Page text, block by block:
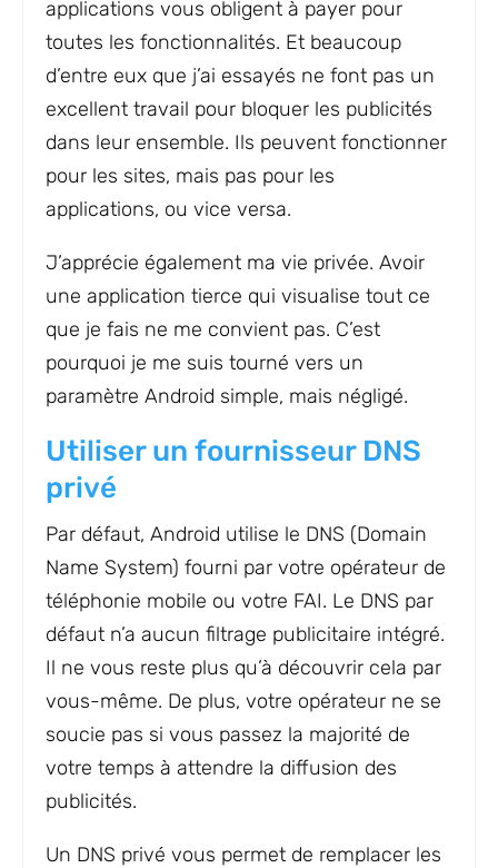
applications vous obligent à payer pour
toutes les fonctionnalités. Et beaucoup
d’entre eux que j’ai essayés ne font pas un
excellent travail pour bloquer les publicités
dans leur ensemble. Ils peuvent fonctionner
pour les sites, mais pas pour les
applications, ou vice versa.
J’apprécie également ma vie privée. Avoir
une application tierce qui visualise tout ce
que je fais ne me convient pas. C’est
pourquoi je me suis tourné vers un
paramètre Android simple, mais négligé.
Utiliser un fournisseur DNS
privé
Par défaut, Android utilise le DNS (Domain
Name System) fourni par votre opérateur de
téléphonie mobile ou votre FAI. Le DNS par
défaut n’a aucun filtrage publicitaire intégré.
Il ne vous reste plus qu’à découvrir cela par
vous-même. De plus, votre opérateur ne se
soucie pas si vous passez la majorité de
votre temps à attendre la diffusion des
publicités.
Un DNS privé vous permet de remplacer les